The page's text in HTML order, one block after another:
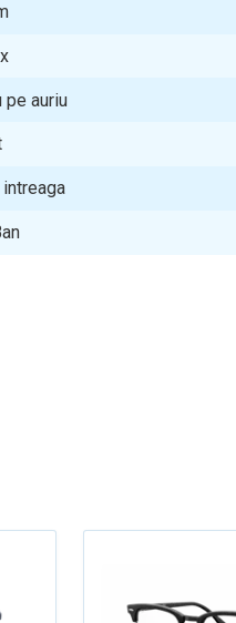
pe auriu
intreaga